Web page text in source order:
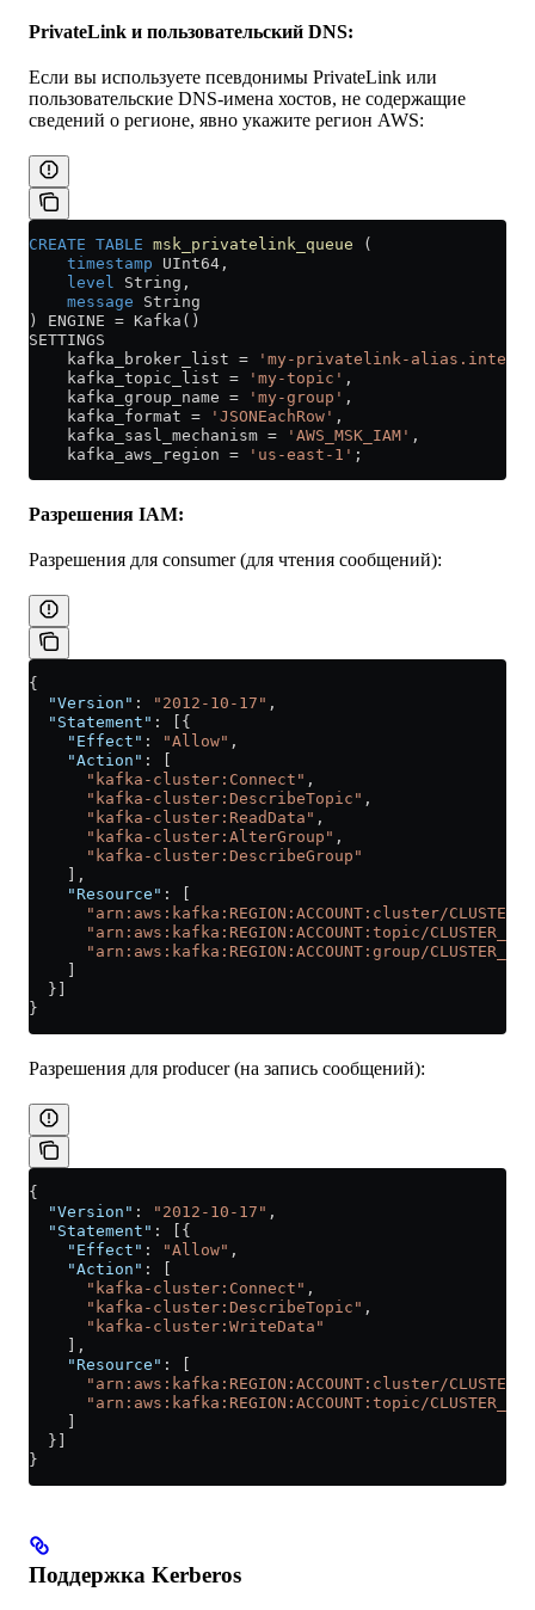
PrivateLink и пользовательский DNS:
Если вы используете псевдонимы PrivateLink или
пользовательские DNS-имена хостов, не содержащие
сведений о регионе, явно укажите регион AWS:
CREATE TABLE msk_privatelink_queue (
    timestamp
UInt64,
    level
String,
    message
String
) ENGINE = Kafka()
SETTINGS
    kafka_broker_list
= 'my-privatelink-
    kafka_topic_list
= 'my-topic' ,
    kafka_group_name
= 'my-group' ,
    kafka_format
= 'JSONEachRow' ,
    kafka_sasl_mechanism
= 'AWS_MSK_IAM' ,
    kafka_aws_region
= 'us-east-1' ;
Разрешения IAM:
Разрешения для consumer (для чтения сообщений):
{
  "Version"
: "2012-10-17" ,
  "Statement"
: [{
    "Effect"
: "Allow" ,
    "Action"
: [
      "kafka-cluster:Connect"
,
      "kafka-cluster:DescribeTopic"
,
      "kafka-cluster:ReadData"
,
      "kafka-cluster:AlterGroup"
,
      "kafka-cluster:DescribeGroup"
    ],
    "Resource"
: [
"arn:aws:kafka:REGION:ACCOUNT:cluster/
"arn:aws:kafka:REGION:ACCOUNT:topic/
"arn:aws:kafka:REGION:ACCOUNT:group/
  }]
}
Разрешения для producer (на запись сообщений):
{
  "Version"
: "2012-10-17" ,
  "Statement"
: [{
    "Effect"
: "Allow" ,
    "Action"
: [
      "kafka-cluster:Connect"
,
      "kafka-cluster:DescribeTopic"
,
      "kafka-cluster:WriteData"
    ],
    "Resource"
: [
"arn:aws:kafka:REGION:ACCOUNT:cluster/
"arn:aws:kafka:REGION:ACCOUNT:topic/
  }]
}
Поддержка Kerberos